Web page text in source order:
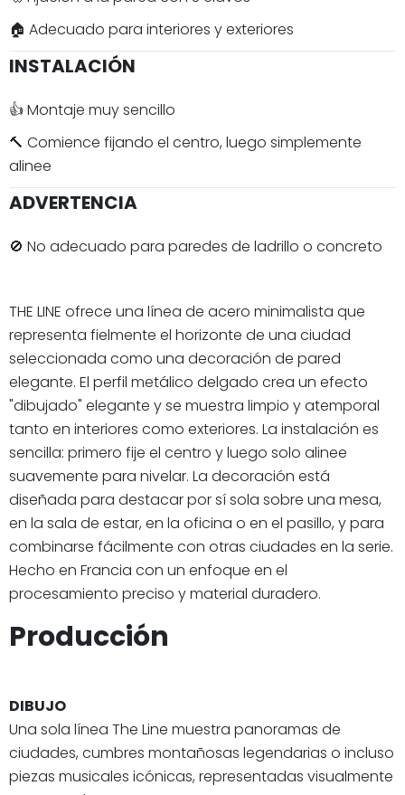
🏠 Adecuado para interiores y exteriores
INSTALACIÓN
👍 Montaje muy sencillo
🔨 Comience fijando el centro, luego simplemente
alinee
ADVERTENCIA
🚫 No adecuado para paredes de ladrillo o concreto
THE LINE ofrece una línea de acero minimalista que
representa fielmente el horizonte de una ciudad
seleccionada como una decoración de pared
elegante. El perfil metálico delgado crea un efecto
"dibujado" elegante y se muestra limpio y atemporal
tanto en interiores como exteriores. La instalación es
sencilla: primero fije el centro y luego solo alinee
suavemente para nivelar. La decoración está
diseñada para destacar por sí sola sobre una mesa,
en la sala de estar, en la oficina o en el pasillo, y para
combinarse fácilmente con otras ciudades en la serie.
Hecho en Francia con un enfoque en el
procesamiento preciso y material duradero.
Producción
DIBUJO
Una sola línea The Line muestra panoramas de
ciudades, cumbres montañosas legendarias o incluso
piezas musicales icónicas, representadas visualmente